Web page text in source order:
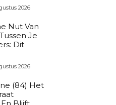
2026
Nut Van
Je
Dit
2026
(84) Het